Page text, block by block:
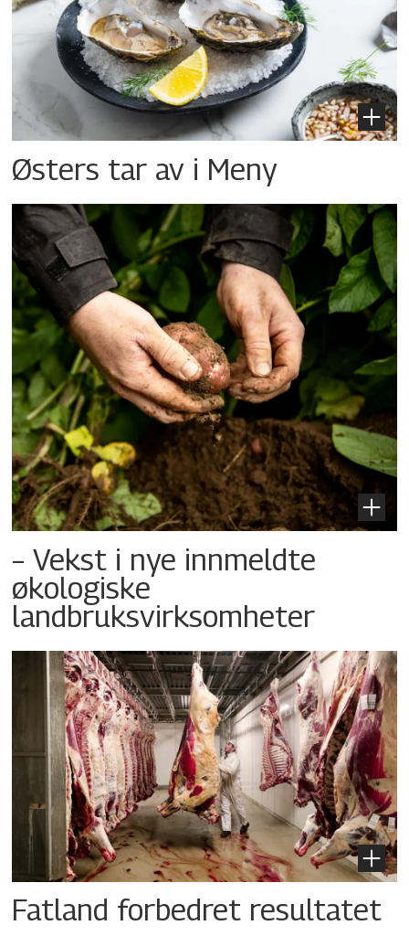
Østers tar av i Meny
– Vekst i nye innmeldte
økologiske
landbruksvirksomheter
Fatland forbedret resultatet